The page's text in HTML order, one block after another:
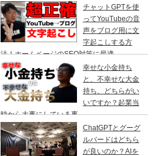
MacBook Pro×スイッチャーで自由自在に切
替撮影！
チャットGPTを使
ってYouTubeの音
声をブログ用に文
字起こしする方
法！ホームページのSEO対策に最適
幸せな小金持ち
と、不幸せな大金
持ち、どちらがい
いですか？起業当
時から大事にしている事
ChatGPTとグーグ
ルバードはどちら
が良いのか？AIを